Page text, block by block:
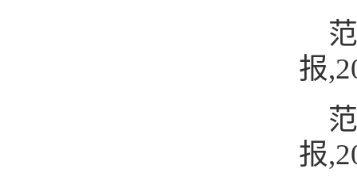
报
报